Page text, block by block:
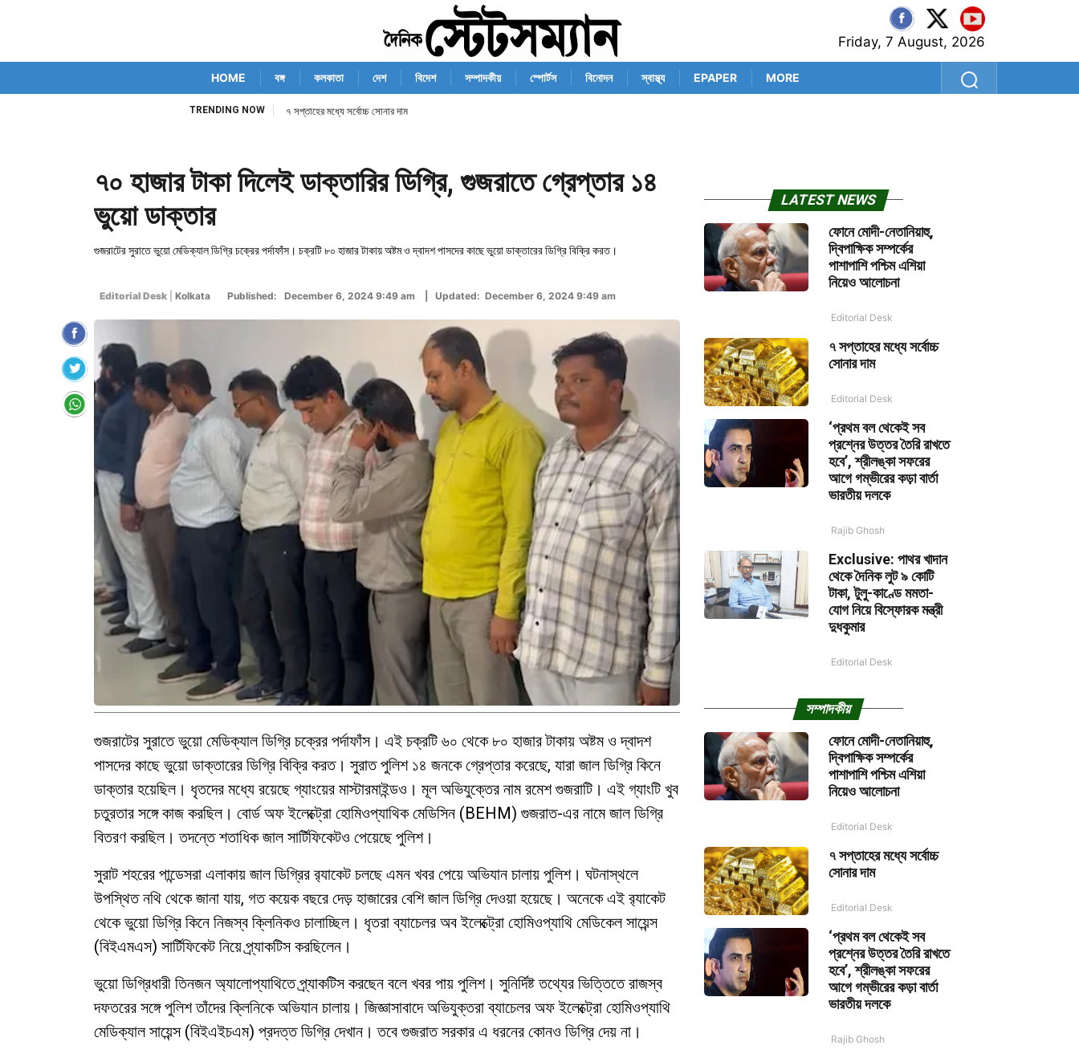
Friday, 7 August, 2026
HOME বঙ্গ কলকাতা দেশ বিদেশ সম্পাদকীয় স্পোর্টস বিনোদন স্বাস্থ্য EPAPER MORE
TRENDING NOW ৭ সপ্তাহের মধ্যে সর্বোচ্চ সোনার দাম
৭০ হাজার টাকা দিলেই ডাক্তারির ডিগ্রি, গুজরাতে গ্রেপ্তার ১৪
ভুয়ো ডাক্তার
গুজরাটের সুরাতে ভুয়ো মেডিক্যাল ডিগ্রি চক্রের পর্দাফাঁস। চক্রটি ৮০ হাজার টাকায় অষ্টম ও দ্বাদশ পাসদের কাছে ভুয়ো ডাক্তারের ডিগ্রি বিক্রি করত।
Editorial Desk Kolkata Published: December 6, 2024 9:49 am | Updated: December 6, 2024 9:49 am
গুজরাটের সুরাতে ভুয়ো মেডিক্যাল ডিগ্রি চক্রের পর্দাফাঁস। এই চক্রটি ৬০ থেকে ৮০ হাজার টাকায় অষ্টম ও দ্বাদশ
পাসদের কাছে ভুয়ো ডাক্তারের ডিগ্রি বিক্রি করত। সুরাত পুলিশ ১৪ জনকে গ্রেপ্তার করেছে, যারা জাল ডিগ্রি কিনে
ডাক্তার হয়েছিল। ধৃতদের মধ্যে রয়েছে গ্যাংয়ের মাস্টারমাইন্ডও। মূল অভিযুক্তের নাম রমেশ গুজরাটি। এই গ্যাংটি খুব
চতুরতার সঙ্গে কাজ করছিল। বোর্ড অফ ইলেক্ট্রো হোমিওপ্যাথিক মেডিসিন (BEHM) গুজরাত-এর নামে জাল ডিগ্রি
বিতরণ করছিল। তদন্তে শতাধিক জাল সার্টিফিকেটও পেয়েছে পুলিশ।
সুরাট শহরের পান্ডেসরা এলাকায় জাল ডিগ্রির র‌্যাকেট চলছে এমন খবর পেয়ে অভিযান চালায় পুলিশ। ঘটনাস্থলে
উপস্থিত নথি থেকে জানা যায়, গত কয়েক বছরে দেড় হাজারের বেশি জাল ডিগ্রি দেওয়া হয়েছে। অনেকে এই র‌্যাকেট
থেকে ভুয়ো ডিগ্রি কিনে নিজস্ব ক্লিনিকও চালাচ্ছিল। ধৃতরা ব্যাচেলর অব ইলেক্ট্রো হোমিওপ্যাথি মেডিকেল সায়েন্স
(বিইএমএস) সার্টিফিকেট নিয়ে প্র্যাকটিস করছিলেন।
ভুয়ো ডিগ্রিধারী তিনজন অ্যালোপ্যাথিতে প্র্যাকটিস করছেন বলে খবর পায় পুলিশ। সুনির্দিষ্ট তথ্যের ভিত্তিতে রাজস্ব
দফতরের সঙ্গে পুলিশ তাঁদের ক্লিনিকে অভিযান চালায়। জিজ্ঞাসাবাদে অভিযুক্তরা ব্যাচেলর অফ ইলেক্ট্রো হোমিওপ্যাথি
মেডিক্যাল সায়েন্স (বিইএইচএম) প্রদত্ত ডিগ্রি দেখান। তবে গুজরাত সরকার এ ধরনের কোনও ডিগ্রি দেয় না।
LATEST NEWS
ফোনে মোদী-নেতানিয়াহু,
দ্বিপাক্ষিক সম্পর্কের
পাশাপাশি পশ্চিম এশিয়া
নিয়েও আলোচনা
Editorial Desk
৭ সপ্তাহের মধ্যে সর্বোচ্চ
সোনার দাম
Editorial Desk
‘প্রথম বল থেকেই সব
প্রশ্নের উত্তর তৈরি রাখতে
হবে’, শ্রীলঙ্কা সফরের
আগে গম্ভীরের কড়া বার্তা
ভারতীয় দলকে
Rajib Ghosh
Exclusive: পাথর খাদান
থেকে দৈনিক লুট ৯ কোটি
টাকা, টুলু-কাণ্ডে মমতা-
যোগ নিয়ে বিস্ফোরক মন্ত্রী
দুধকুমার
Editorial Desk
সম্পাদকীয়
ফোনে মোদী-নেতানিয়াহু,
দ্বিপাক্ষিক সম্পর্কের
পাশাপাশি পশ্চিম এশিয়া
নিয়েও আলোচনা
Editorial Desk
৭ সপ্তাহের মধ্যে সর্বোচ্চ
সোনার দাম
Editorial Desk
‘প্রথম বল থেকেই সব
প্রশ্নের উত্তর তৈরি রাখতে
হবে’, শ্রীলঙ্কা সফরের
আগে গম্ভীরের কড়া বার্তা
ভারতীয় দলকে
Rajib Ghosh